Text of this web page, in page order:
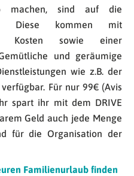
machen, sind auf die
Diese kommen mit
Kosten sowie einer
und geräumige
wie z.B. der
Für nur 99€ (Avis
spart ihr mit dem DRIVE
Geld auch jede Menge
für die Organisation der
Familienurlaub finden